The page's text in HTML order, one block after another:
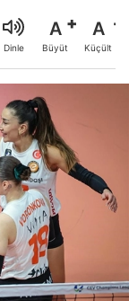
Dinle
A
Büyüt
A
Küçült